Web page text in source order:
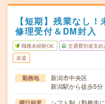
【短期】残業なし
修理受付＆DM封入
職種未経験OK 交通費別途支給
派遣
勤務地
新潟市中央区
新潟駅から徒歩5分
シフト制（勤務先に